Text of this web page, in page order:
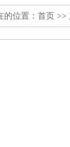
的位置： 首页 >>